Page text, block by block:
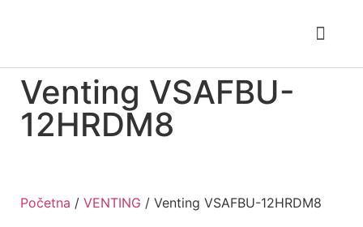
Venting VSAFBU-
12HRDM8
Početna / VENTING / Venting VSAFBU-12HRDM8